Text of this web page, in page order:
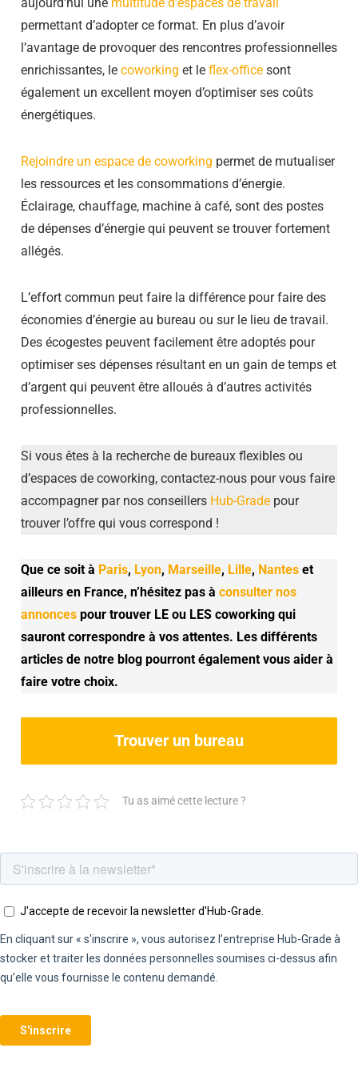
permettant d’adopter ce format. En plus d’avoir
l’avantage de provoquer des rencontres professionnelles
enrichissantes, le coworking et le flex-office sont
également un excellent moyen d’optimiser ses coûts
énergétiques.
Rejoindre un espace de coworking permet de mutualiser
les ressources et les consommations d’énergie.
Éclairage, chauffage, machine à café, sont des postes
de dépenses d’énergie qui peuvent se trouver fortement
allégés.
L’effort commun peut faire la différence pour faire des
économies d’énergie au bureau ou sur le lieu de travail.
Des écogestes peuvent facilement être adoptés pour
optimiser ses dépenses résultant en un gain de temps et
d’argent qui peuvent être alloués à d’autres activités
professionnelles.
Si vous êtes à la recherche de bureaux flexibles ou
d’espaces de coworking, contactez-nous pour vous faire
accompagner par nos conseillers Hub-Grade pour
trouver l’offre qui vous correspond !
Que ce soit à Paris, Lyon, Marseille, Lille, Nantes et
ailleurs en France, n’hésitez pas à consulter nos
annonces pour trouver LE ou LES coworking qui
sauront correspondre à vos attentes. Les différents
articles de notre blog pourront également vous aider à
faire votre choix.
Trouver un bureau
Tu as aimé cette lecture ?